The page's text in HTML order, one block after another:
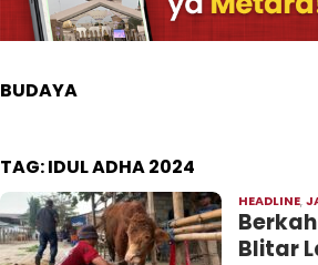
BUDAYA
TAG:IDUL ADHA 2024
HEADLINE,
Blitar